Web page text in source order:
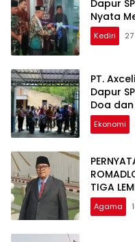
Dapur
Nyata
Kediri
PT.
Dapur
Doa
Ekonomi
TIGA
Agama